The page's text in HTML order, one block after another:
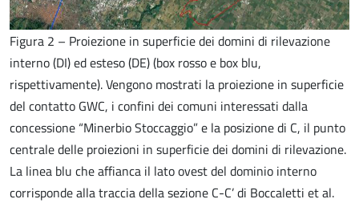
Figura 2 – Proiezione in superficie dei domini di rilevazione
interno (DI) ed esteso (DE) (box rosso e box blu,
rispettivamente). Vengono mostrati la proiezione in superficie
del contatto GWC, i confini dei comuni interessati dalla
concessione “Minerbio Stoccaggio” e la posizione di C, il punto
centrale delle proiezioni in superficie dei domini di rilevazione.
La linea blu che affianca il lato ovest del dominio interno
corrisponde alla traccia della sezione C-C’ di Boccaletti et al.